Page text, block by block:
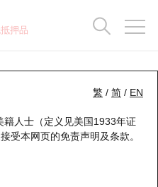
押品
繁 / 简 / EN
人士（定义见美国1933年证
受本网页的免责声明及条款。
腾讯控股